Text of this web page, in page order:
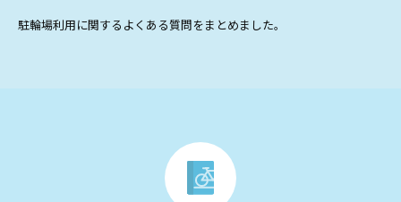
駐輪場利用に関するよくある質問をまとめました。